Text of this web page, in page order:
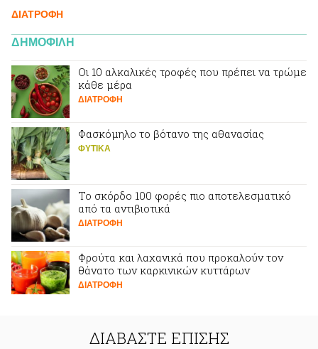
ΔΙΑΤΡΟΦΗ
ΔΗΜΟΦΙΛΗ
Οι 10 αλκαλικές τροφές που πρέπει να τρώμε
κάθε μέρα
ΔΙΑΤΡΟΦΗ
Φασκόμηλο το βότανο της αθανασίας
ΦΥΤΙΚA
Το σκόρδο 100 φορές πιο αποτελεσματικό
από τα αντιβιοτικά
ΔΙΑΤΡΟΦΗ
Φρούτα και λαχανικά που προκαλούν τον
θάνατο των καρκινικών κυττάρων
ΔΙΑΤΡΟΦΗ
ΔΙΑΒΑΣΤΕ ΕΠΙΣΗΣ